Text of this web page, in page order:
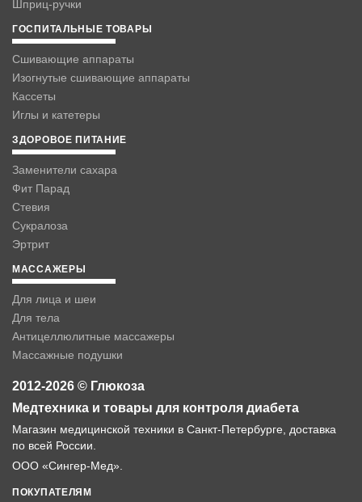
Шприц-ручки
ГОСПИТАЛЬНЫЕ ТОВАРЫ
Сшивающие аппараты
Изогнутые сшивающие аппараты
Кассеты
Иглы и катетеры
ЗДОРОВОЕ ПИТАНИЕ
Заменители сахара
Фит Парад
Стевия
Сукралоза
Эртрит
МАССАЖЕРЫ
Для лица и шеи
Для тела
Антицеллюлитные массажеры
Массажные подушки
2012-2026 © Глюкоза
Медтехника и товары для контроля диабета
Магазин медицинской техники в Санкт-Петербурге, доставка
по всей России.
ООО «Сингер-Мед».
ПОКУПАТЕЛЯМ